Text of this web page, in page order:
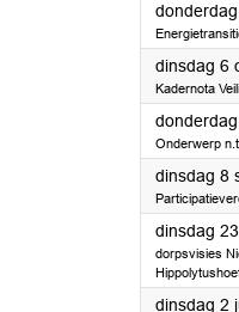
dinsdag 6
Kadernota
Onderwerp
dinsdag 8
dinsdag
dorpsvisies
dinsdag 2